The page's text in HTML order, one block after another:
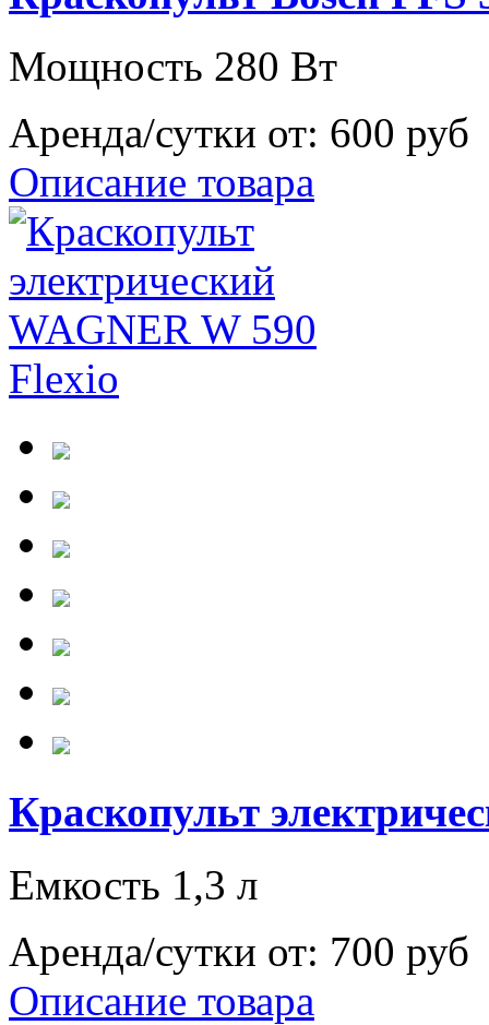
Мощность 280 Вт
Аренда/сутки от: 600 руб
Описание товара
Краскопульт
Емкость 1,3 л
Аренда/сутки от: 700 руб
Описание товара